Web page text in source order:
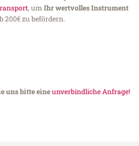
, um Ihr wertvolles Instrument
200€ zu befördern.
uns bitte eineunverbindliche Anfrage!